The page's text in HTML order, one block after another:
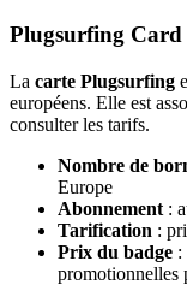
Plugsurfing Card
La carte Plugsurfing
européens. Elle est
consulter les tarifs.
Nombre de
Europe
Abonnement :
Tarification :
Prix du badge :
promotionnelles